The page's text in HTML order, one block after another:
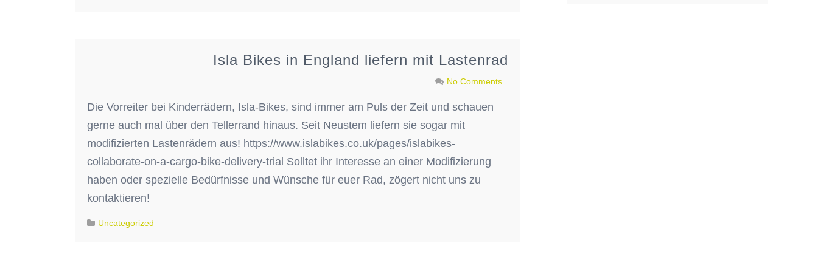
Isla Bikes in England liefern mit Lastenrad
No Comments
Die Vorreiter bei Kinderrädern, Isla-Bikes, sind immer am Puls der Zeit und schauen
gerne auch mal über den Tellerrand hinaus. Seit Neustem liefern sie sogar mit
modifizierten Lastenrädern aus! https://www.islabikes.co.uk/pages/islabikes-
collaborate-on-a-cargo-bike-delivery-trial Solltet ihr Interesse an einer Modifizierung
haben oder spezielle Bedürfnisse und Wünsche für euer Rad, zögert nicht uns zu
kontaktieren!
Uncategorized